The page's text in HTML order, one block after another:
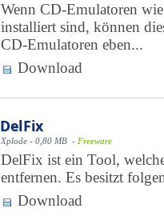
Wenn CD-Emulatoren
installiert sind, können
CD-Emulatoren eben...
Download
DelFix
Xplode - 0,80 MB - Freeware
DelFix ist ein Tool,
entfernen. Es besitzt
Download